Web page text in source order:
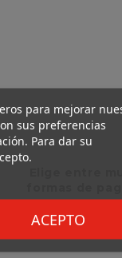
para mejorar
sus preferencias
Para dar su
ACEPTO
Elige entre
formas de